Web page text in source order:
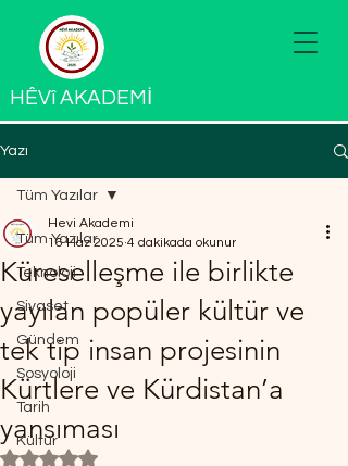
HÊVî AKADEMİ
Yazı
Tüm Yazılar
Teknoloji
Siyaset
Gündem
Sosyoloji
Tarih
Kültür
Tüm Yazılar
Küreselleşme ile birlikte
yayılan popüler kültür ve
tek tip insan projesinin
Kürtlere ve Kürdistan’a
yansıması
Hevi Akademi
16 Haz 2025 4 dakikada okunur
5 üzerinden NaN yıldız